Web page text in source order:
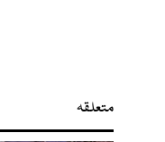
متعلقہ